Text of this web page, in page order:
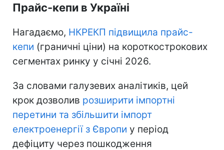
Прайс-кепи в Україні
Нагадаємо, НКРЕКП підвищила прайс-
кепи (граничні ціни) на короткострокових
сегментах ринку у січні 2026.
За словами галузевих аналітиків, цей
крок дозволив розширити імпортні
перетини та збільшити імпорт
електроенергії з Європи у період
дефіциту через пошкодження